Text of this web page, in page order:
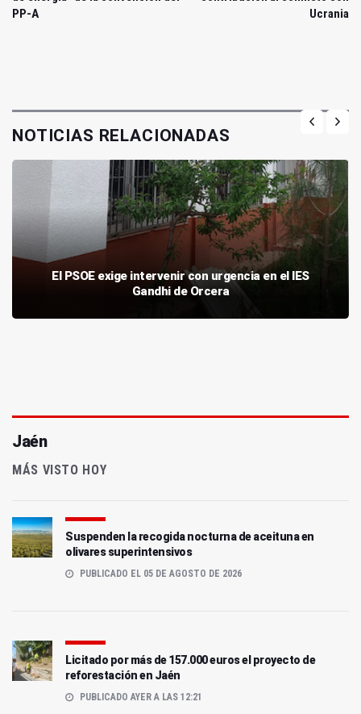
PP-A
Ucrania
NOTICIAS RELACIONADAS
El PSOE exige intervenir con urgencia en el IES
Gandhi de Orcera
Jaén
MÁS VISTO HOY
Suspenden la recogida nocturna de aceituna en
olivares superintensivos
PUBLICADO EL 05 DE AGOSTO DE 2026
Licitado por más de 157.000 euros el proyecto de
reforestación en Jaén
PUBLICADO AYER A LAS 12:21